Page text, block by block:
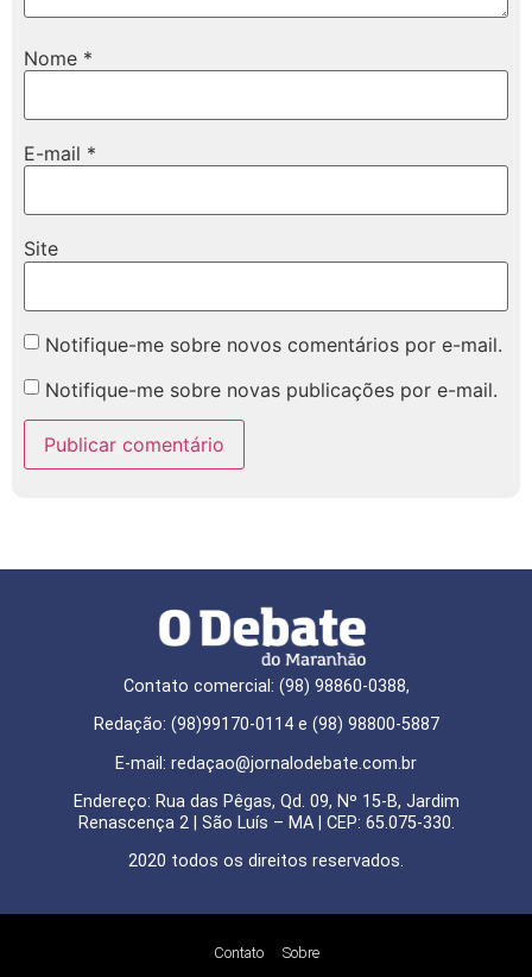
Nome *
E-mail *
Site
Notifique-me sobre novos comentários por e-mail.
Notifique-me sobre novas publicações por e-mail.
Contato comercial: (98) 98860-0388,
Redação: (98)99170-0114 e (98) 98800-5887
E-mail: redaçao@jornalodebate.com.br
Endereço: Rua das Pêgas, Qd. 09, Nº 15-B, Jardim
Renascença 2 | São Luís – MA | CEP: 65.075-330.
2020 todos os direitos reservados.
Contato Sobre